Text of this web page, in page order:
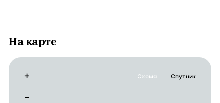
На карте
+
−
Схема Спутник